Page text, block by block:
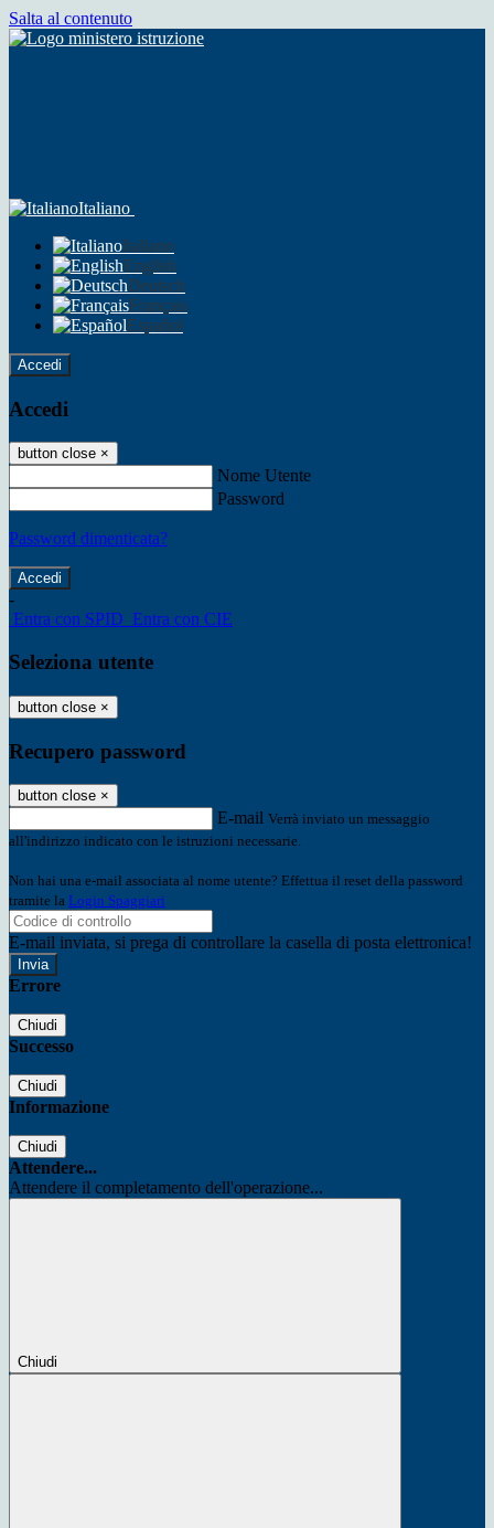
Salta al contenuto
Italiano
Italiano
English
Deutsch
Français
Español
Accedi
Accedi
button close ×
Nome Utente
Password
Password dimenticata?
-
Entra con SPID Entra con CIE
Seleziona utente
button close ×
Recupero password
button close ×
E-mail Verrà inviato un messaggio
all'indirizzo indicato con le istruzioni necessarie.
Non hai una e-mail associata al nome utente? Effettua il reset della password
tramite la Login Spaggiari
E-mail inviata, si prega di controllare la casella di posta elettronica!
Errore
Chiudi
Successo
Chiudi
Informazione
Chiudi
Attendere...
Attendere il completamento dell'operazione...
Chiudi